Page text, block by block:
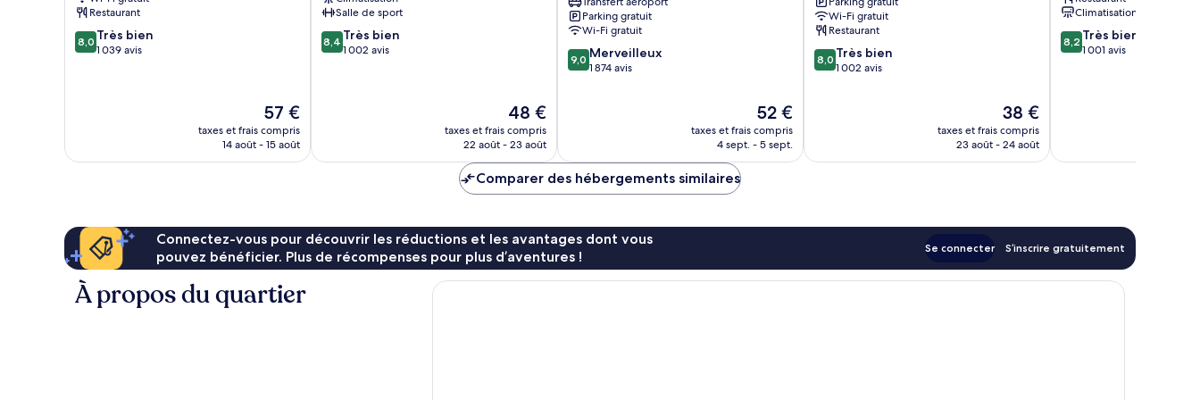
Restaurant
8.0
sur
8,0 Très bien
1 039 avis
Le
nouveau
prix
57 €
taxes et frais compris
14 août - 15 août
Salle de sport
8.4
sur
8,4 Très bien
1 002 avis
Le
nouveau
prix
de
48 €
48 €
taxes et frais compris
22 août - 23 août
Kingston
Hotels
Sukhumvit
Parking gratuit
Wi-Fi gratuit
9.0
sur
9,0 Merveilleux
1 874 avis
Le
nouveau
prix
52 €
taxes et frais compris
4 sept. - 5 sept.
by
Kingston
Hotels
Sukhumvit
Wi-Fi gratuit
Restaurant
8.0
sur
8,0 Très bien
1 002 avis
Le
nouveau
prix
38 €
taxes et frais compris
23 août - 24 août
Climatisation
8.2
sur
8,2 Très bien
1 001 avis
Comparer des hébergements similaires
Connectez-vous pour découvrir les réductions et les avantages dont vous
pouvez bénéficier. Plus de récompenses pour plus d’aventures !
Se connecter S’inscrire gratuitement
À propos du quartier